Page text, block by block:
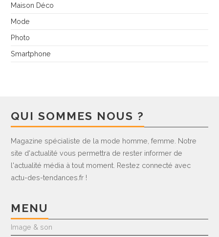
Maison Déco
Mode
Photo
Smartphone
QUI SOMMES NOUS ?
Magazine spécialiste de la mode homme, femme. Notre
site d'actualité vous permettra de rester informer de
l'actualité média à tout moment. Restez connecté avec
actu-des-tendances.fr !
MENU
Image & son